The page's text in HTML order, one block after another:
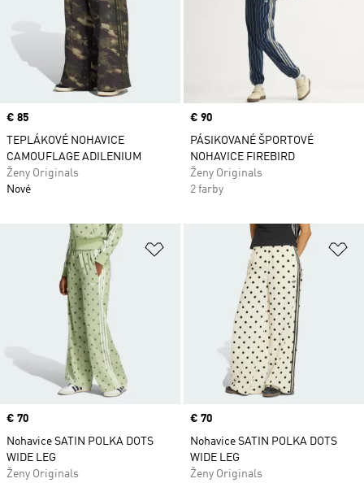
Price
€ 85
TEPLÁKOVÉ NOHAVICE
CAMOUFLAGE ADILENIUM
Ženy Originals
Nové
Price
€ 90
PÁSIKOVANÉ ŠPORTOVÉ
NOHAVICE FIREBIRD
Ženy Originals
2 farby
Pridať do zoznamu želaných
Price
€ 70
Nohavice SATIN POLKA DOTS
WIDE LEG
Ženy Originals
Price
€ 70
Nohavice SATIN POLKA DOTS
WIDE LEG
Ženy Originals